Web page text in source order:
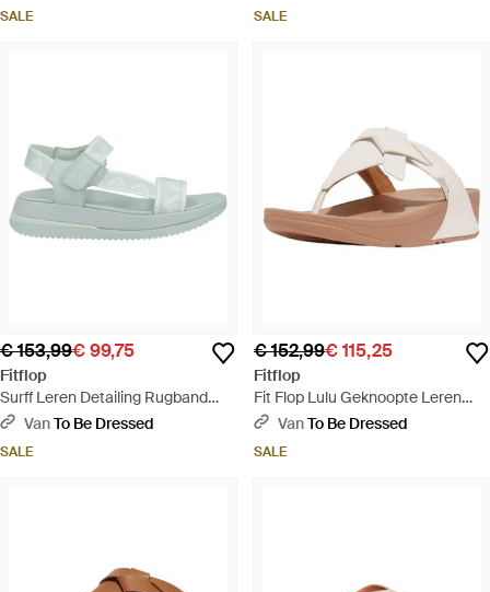
SALE SALE
€ 153,99€ 99,75
Fitflop
Surff Leren Detailing Rugband
Sandalen (Salieborstel Groen) -
VanTo Be Dressed
SALE
€ 152,99€ 115,25
Fitflop
Fit Flop Lulu Geknoopte Leren
Sandalen - Bruin
VanTo Be Dressed
SALE